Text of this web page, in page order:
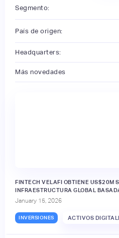
Segmento:
País de origen:
Headquarters:
Más novedades
FINTECH VELAFI OBTIENE US$20M
INFRAESTRUCTURA GLOBAL
January 15, 2026
INVERSIONES ACTIVOS